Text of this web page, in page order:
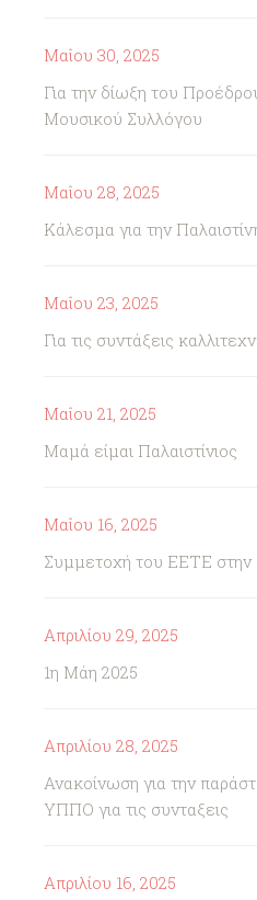
Μαΐου 30, 2025
Για την δίωξη του
Μουσικού Συλλόγου
Μαΐου 28, 2025
Κάλεσμα για την
Μαΐου 23, 2025
Για τις συντάξεις
Μαΐου 21, 2025
Μαμά είμαι Παλαιστίνιος
Μαΐου 16, 2025
Συμμετοχή του ΕΕΤΕ στην
Απριλίου 29, 2025
1η Μάη 2025
Απριλίου 28, 2025
Ανακοίνωση για την
ΥΠΠΟ για τις συνταξεις
Απριλίου 16, 2025